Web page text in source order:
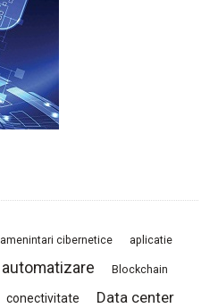
amenintari cibernetice aplicatie
automatizare Blockchain
conectivitate Data center